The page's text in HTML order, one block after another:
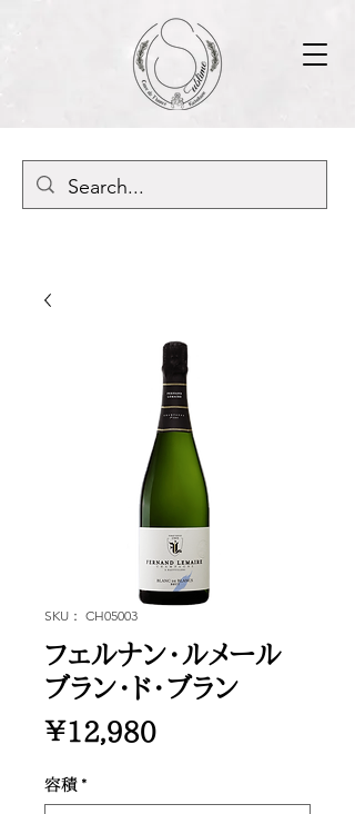
SKU： CH05003
フェルナン・ルメール
ブラン・ド・ブラン
￥12,980価
容積 *